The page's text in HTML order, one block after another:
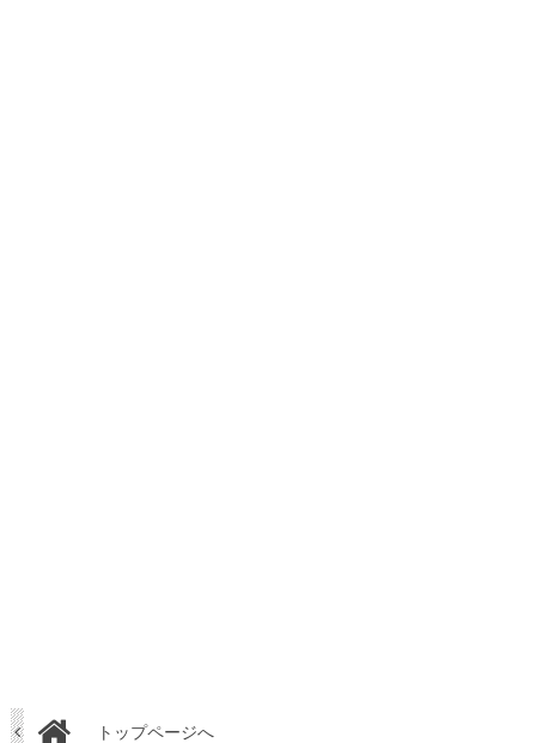
トップページへ